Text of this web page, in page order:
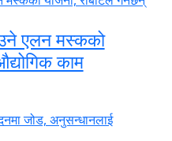
एलन मस्कको
काम